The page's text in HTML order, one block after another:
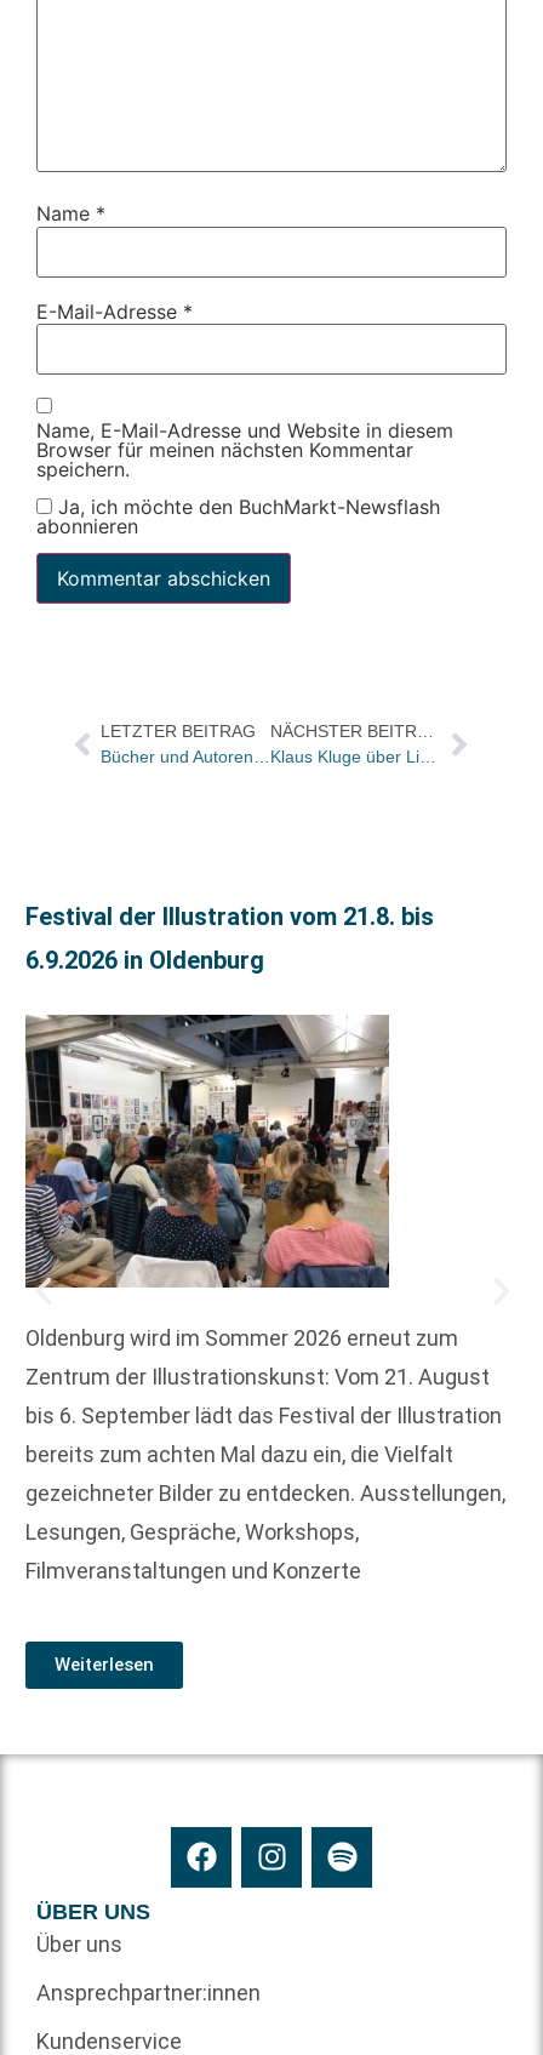
Name *
E-Mail-Adresse *
Name, E-Mail-Adresse und Website in diesem
Browser für meinen nächsten Kommentar
speichern.
Ja, ich möchte den BuchMarkt-Newsflash
abonnieren
LETZTER BEITRAG
Festival der Illustration vom 21.8. bis
6.9.2026 in Oldenburg
Oldenburg wird im Sommer 2026 erneut zum
Zentrum der Illustrationskunst: Vom 21. August
bis 6. September lädt das Festival der Illustration
bereits zum achten Mal dazu ein, die Vielfalt
gezeichneter Bilder zu entdecken. Ausstellungen,
Lesungen, Gespräche, Workshops,
Filmveranstaltungen und Konzerte
Weiterlesen
ÜBER UNS
Über uns
Ansprechpartner:innen
Kundenservice